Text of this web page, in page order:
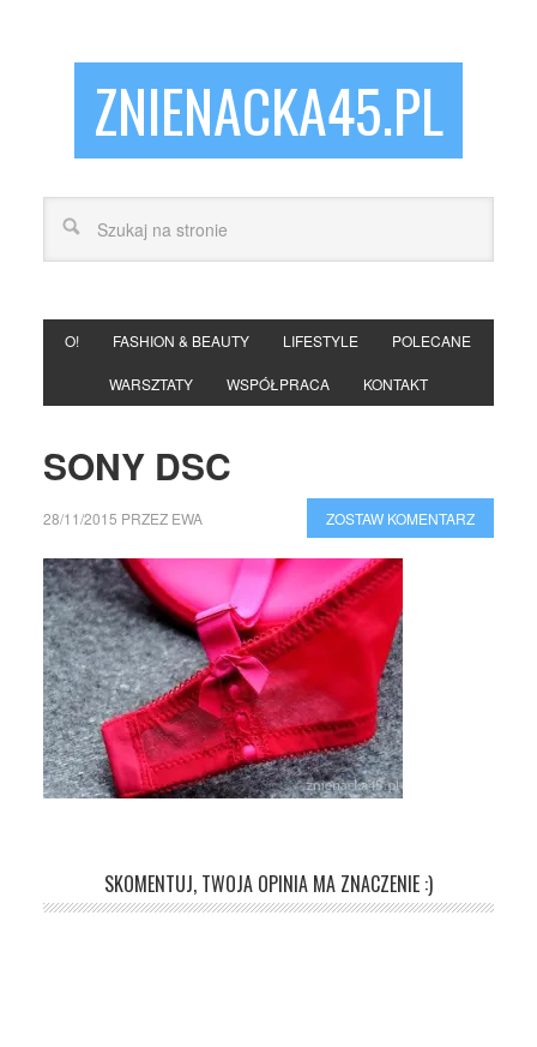
ZNIENACKA45.PL
O! FASHION & BEAUTY LIFESTYLE POLECANE
WARSZTATY WSPÓŁPRACA KONTAKT
SONY DSC
28/11/2015 PRZEZ EWA ZOSTAW KOMENTARZ
SKOMENTUJ, TWOJA OPINIA MA ZNACZENIE :)